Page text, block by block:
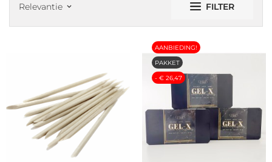
Relevantie keyboard_arrow_down FILTER
AANBIEDING!
PAKKET
- € 26,47